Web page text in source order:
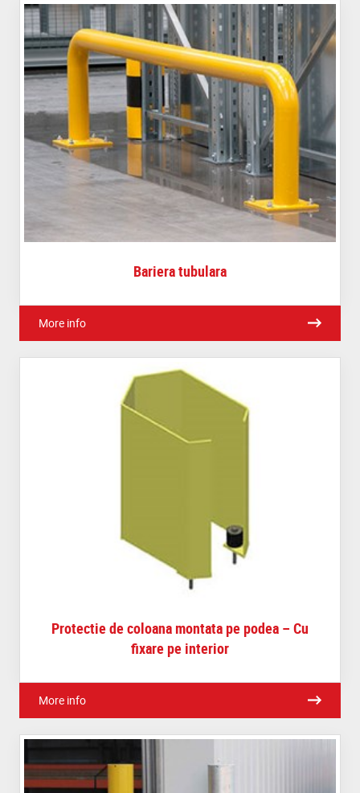
Bariera tubulara
More info
Protectie de coloana montata pe podea – Cu
fixare pe interior
More info